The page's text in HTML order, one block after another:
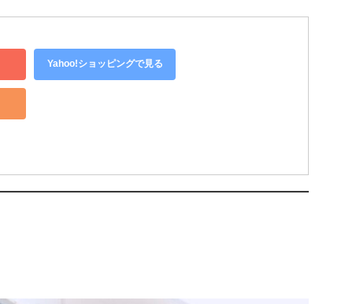
Yahoo!ショッピングで見る